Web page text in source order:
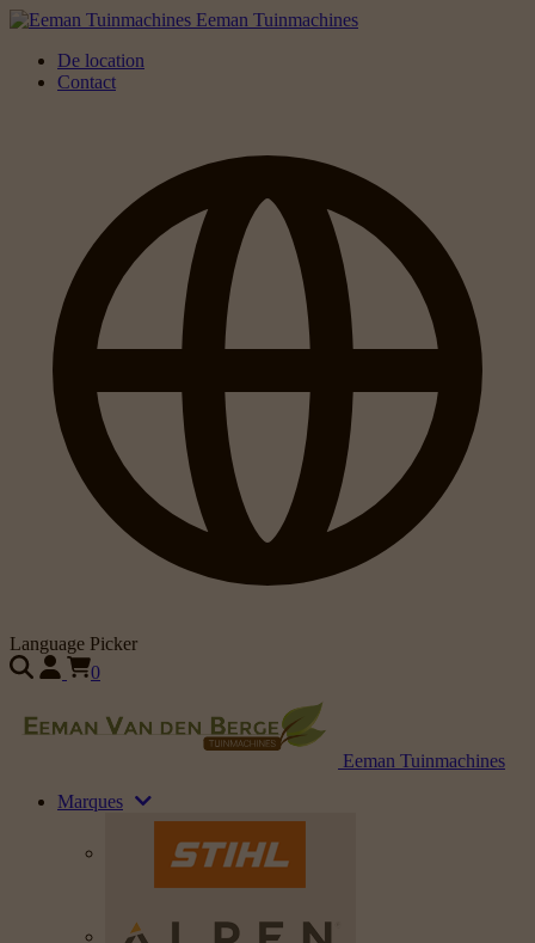
Eeman Tuinmachines
De location
Contact
Language Picker
0
Eeman Tuinmachines
Marques